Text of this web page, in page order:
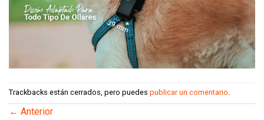
Trackbacks están cerrados, pero puedes publicar un comentario.
← Anterior